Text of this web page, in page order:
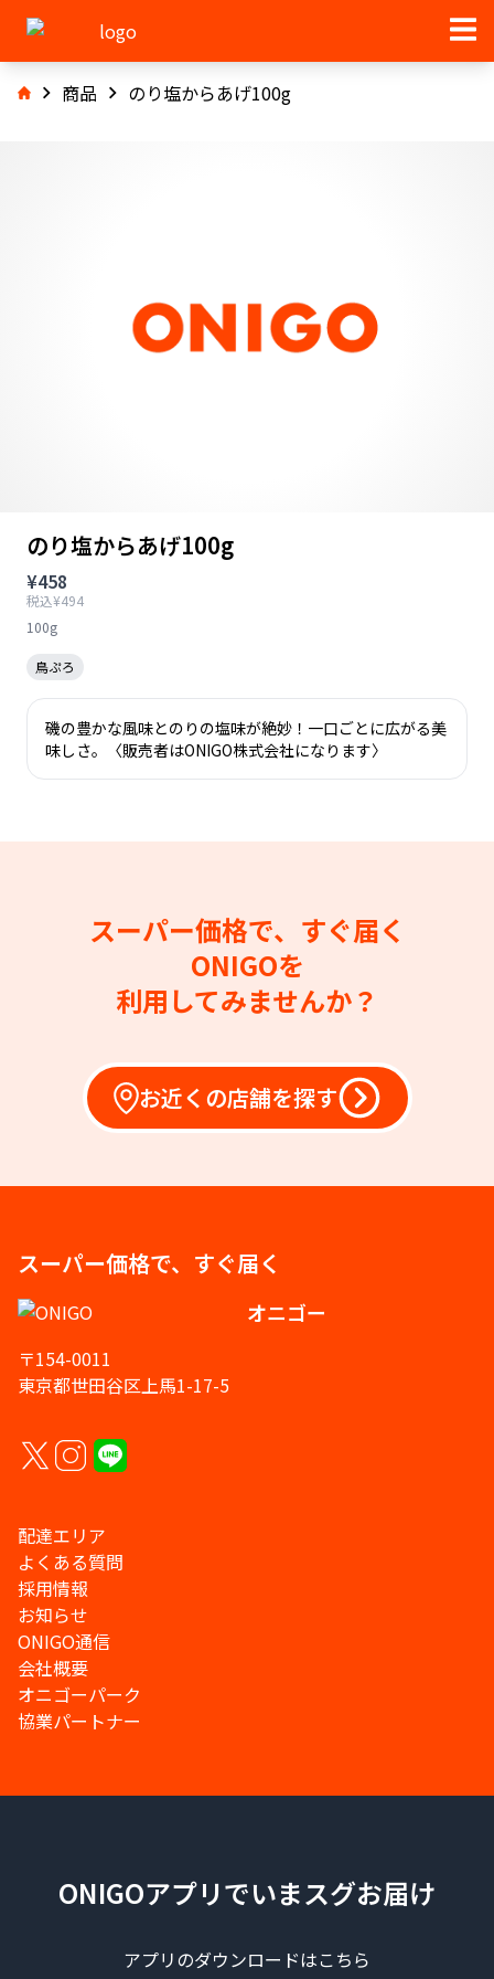
商品 のり塩からあげ100g
のり塩からあげ100g
¥458
税込¥494
100g
鳥ぷろ
磯の豊かな風味とのりの塩味が絶妙！一口ごとに広がる美
味しさ。〈販売者はONIGO株式会社になります〉
スーパー価格で、すぐ届く
ONIGOを
利用してみませんか？
お近くの店舗を探す
スーパー価格で、すぐ届く
オニゴー
〒154-0011
東京都世田谷区上馬1-17-5
配達エリア
よくある質問
採用情報
お知らせ
ONIGO通信
会社概要
オニゴーパーク
協業パートナー
ONIGOアプリでいまスグお届け
アプリのダウンロードはこちら